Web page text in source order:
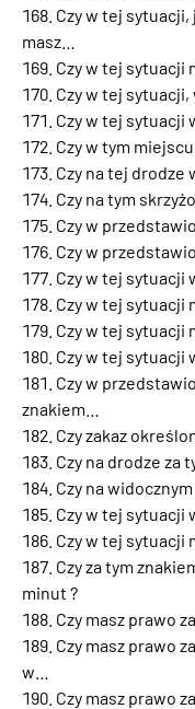
Czy w tej
masz…
Czy w tej sytuacji
Czy w tej sytuacji,
Czy w tej sytuacji
Czy w tym
Czy na tej drodze
Czy na tym
Czy w
Czy w
Czy w tej sytuacji
Czy w tej sytuacji
Czy w tej sytuacji
Czy w tej sytuacji
Czy w
znakiem…
Czy zakaz
Czy na drodze za
Czy na
Czy w tej sytuacji
Czy w tej sytuacji
Czy za tym
minut ?
Czy masz prawo
Czy masz prawo
w…
Czy masz prawo